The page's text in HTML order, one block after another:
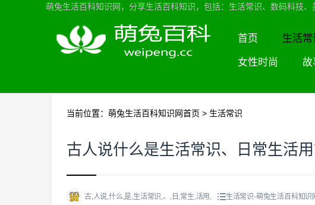
萌兔生活百科知识网，分享生活百科知识，包括：生活常识、数码科技
首页 生活常
女性时尚 故
当前位置： 萌兔生活百科知识网首页 > 生活常识
古人说什么是生活常识、日常生活
古,人说,什么,是,生活常识,、,日,常生,活用, 生活常识-萌兔生活百科知识